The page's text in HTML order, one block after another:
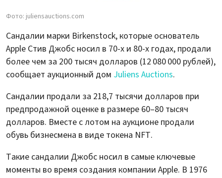
Фото: juliensauctions.com
Сандалии марки Birkenstock, которые основатель
Apple Стив Джобс носил в 70-х и 80-х годах, продали
более чем за 200 тысяч долларов (12 080 000 рублей),
сообщает аукционный дом Juliens Auctions.
Сандалии продали за 218,7 тысячи долларов при
предпродажной оценке в размере 60–80 тысяч
долларов. Вместе с лотом на аукционе продали
обувь бизнесмена в виде токена NFT.
Такие сандалии Джобс носил в самые ключевые
моменты во время создания компании Apple. В 1976